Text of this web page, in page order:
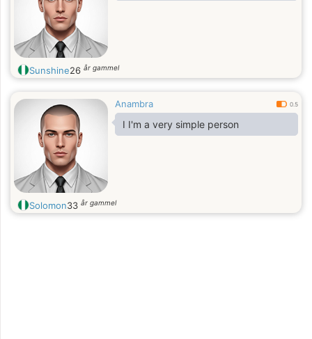
Sunshine26 år gammel
Anambra 0.5
I I'm a very simple person
Solomon33 år gammel